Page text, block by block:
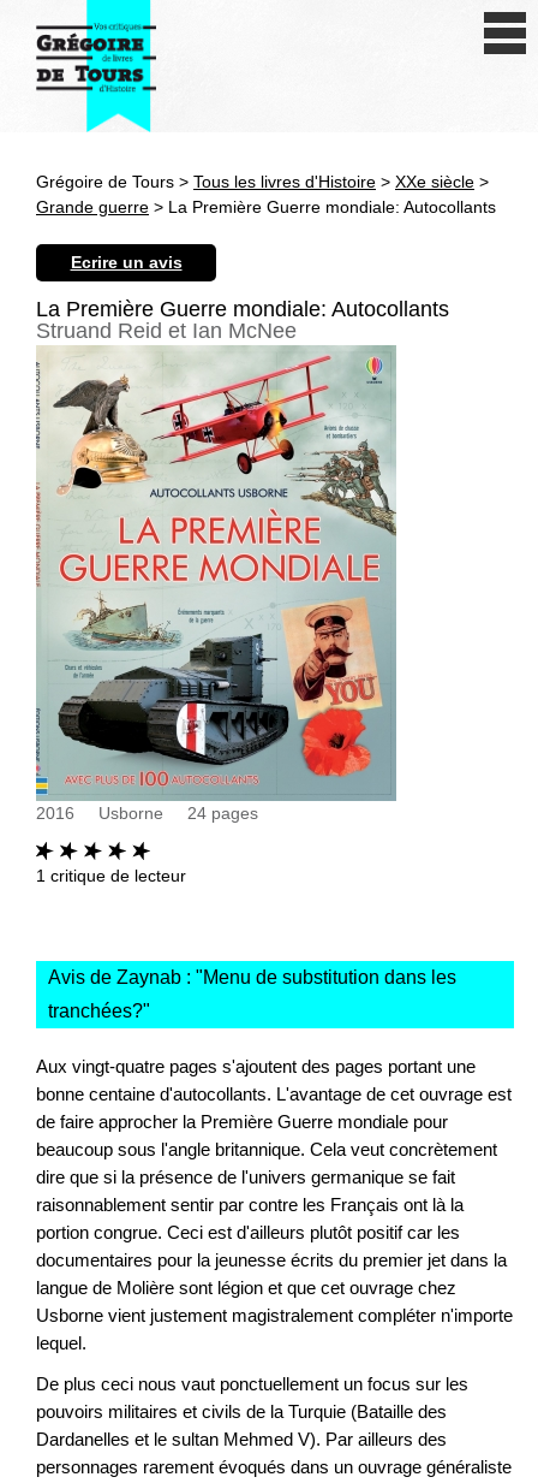
Antiquité
Epoque moderne
Révolution et XIXe siècle
XXe siècle
Autres civilisations
Thématiques
Grégoire de Tours > Tous les livres d'Histoire > XXe siècle >
Grande guerre > La Première Guerre mondiale: Autocollants
Ecrire un avis
La Première Guerre mondiale: Autocollants
Struand Reid et Ian McNee
2016 Usborne 24 pages
1 critique de lecteur
Avis de Zaynab : "Menu de substitution dans les
tranchées?"
Aux vingt-quatre pages s'ajoutent des pages portant une
bonne centaine d'autocollants. L'avantage de cet ouvrage est
de faire approcher la Première Guerre mondiale pour
beaucoup sous l'angle britannique. Cela veut concrètement
dire que si la présence de l'univers germanique se fait
raisonnablement sentir par contre les Français ont là la
portion congrue. Ceci est d'ailleurs plutôt positif car les
documentaires pour la jeunesse écrits du premier jet dans la
langue de Molière sont légion et que cet ouvrage chez
Usborne vient justement magistralement compléter n'importe
lequel.
De plus ceci nous vaut ponctuellement un focus sur les
pouvoirs militaires et civils de la Turquie (Bataille des
Dardanelles et le sultan Mehmed V). Par ailleurs des
personnages rarement évoqués dans un ouvrage généraliste